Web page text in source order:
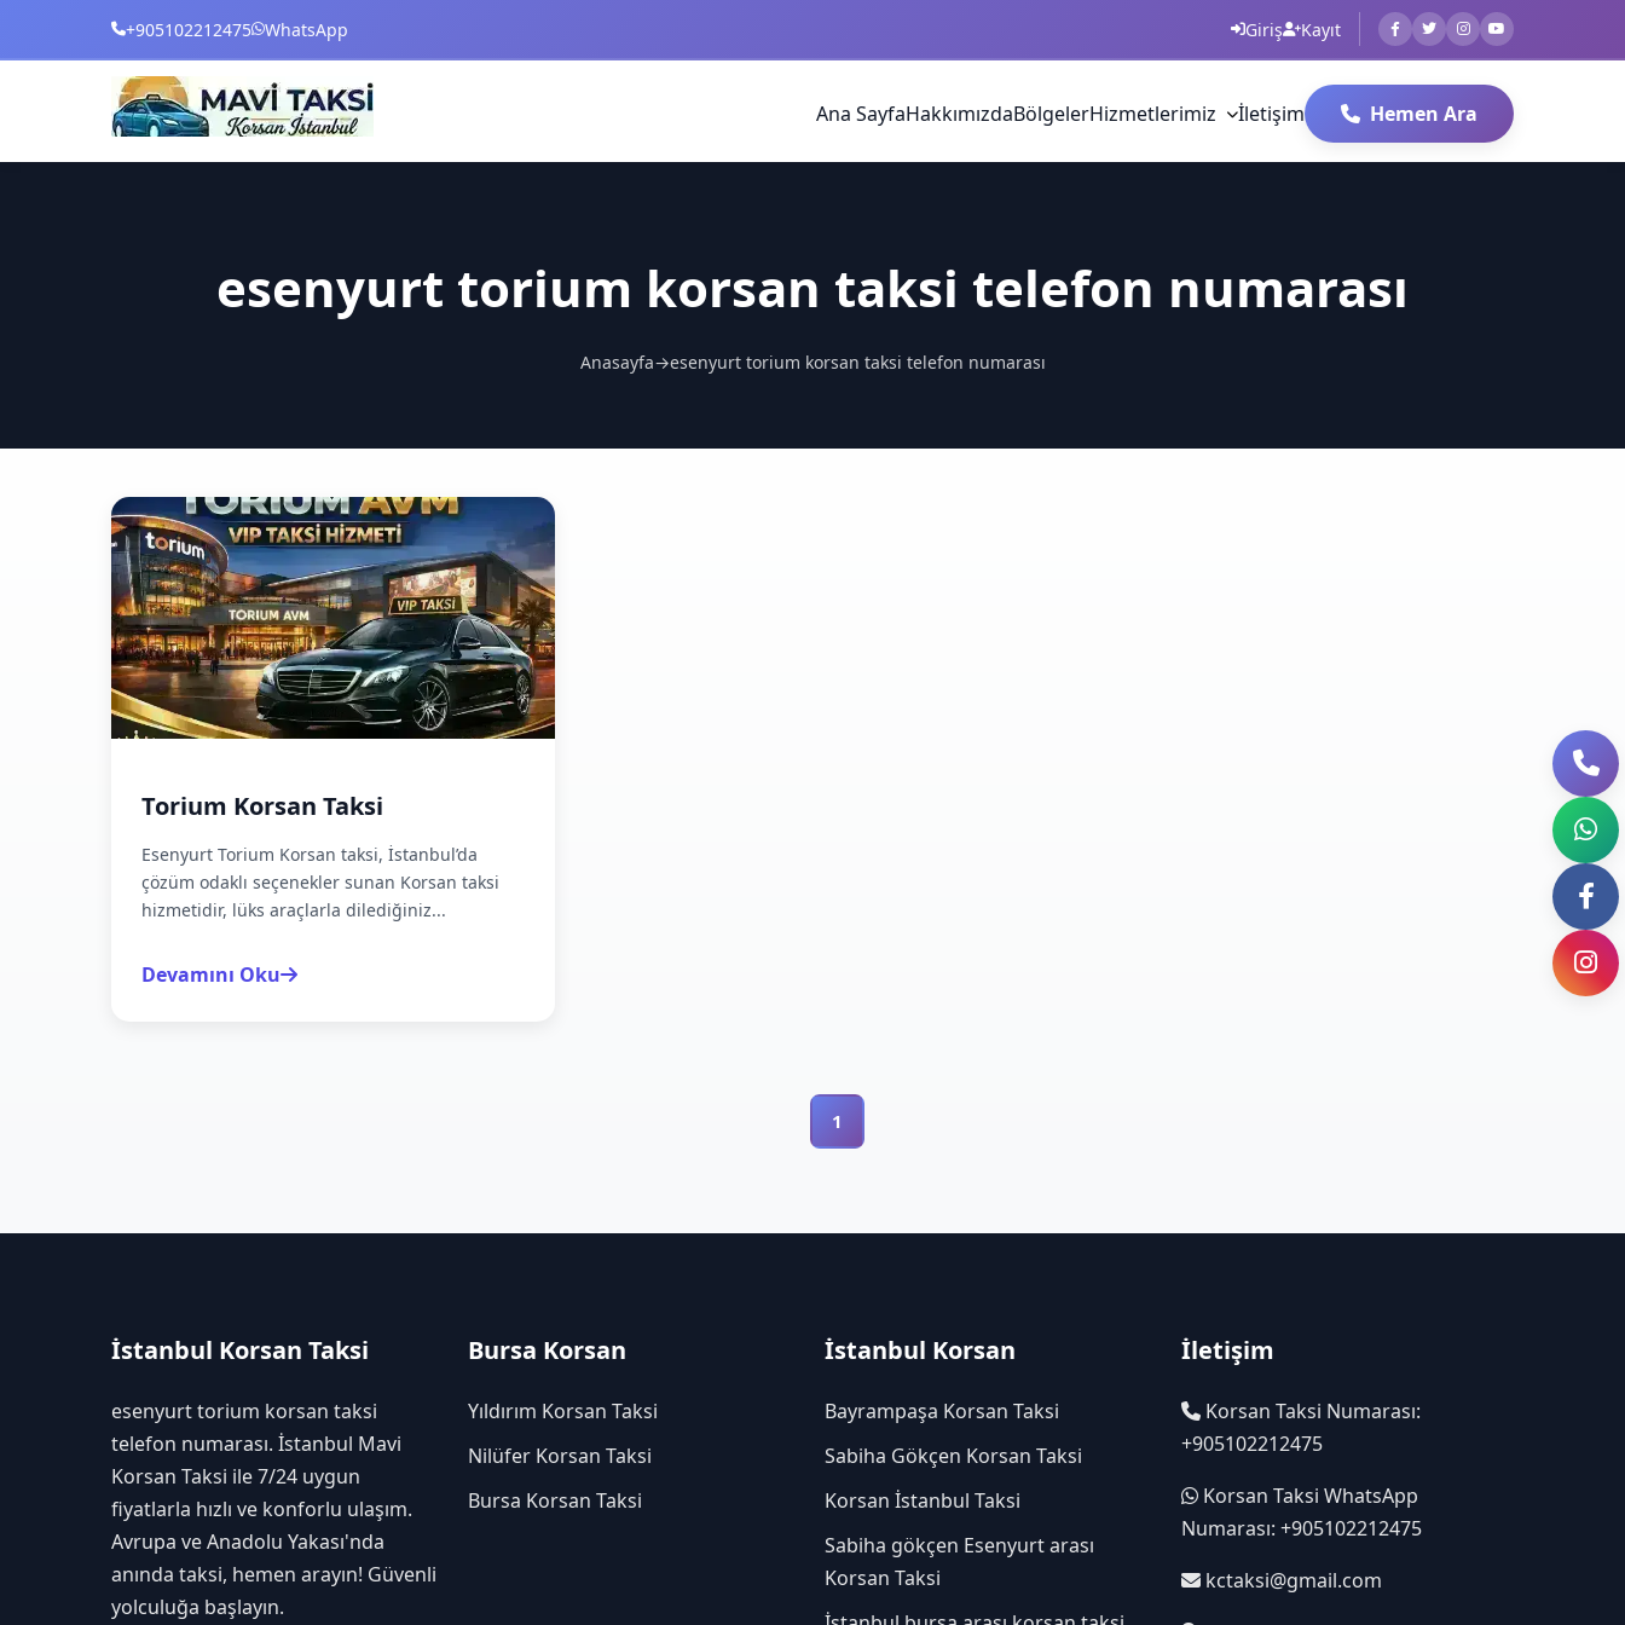
+905102212475 WhatsApp Giriş Kayıt
Ana SayfaHakkımızdaBölgelerHizmetlerimiz İletişim Hemen Ara
esenyurt torium korsan taksi telefon numarası
Anasayfa→esenyurt torium korsan taksi telefon numarası
Torium Korsan Taksi
Esenyurt Torium Korsan taksi, İstanbul’da
çözüm odaklı seçenekler sunan Korsan taksi
hizmetidir, lüks araçlarla dilediğiniz...
Devamını Oku
1
İstanbul Korsan Taksi
esenyurt torium korsan taksi
telefon numarası. İstanbul Mavi
Korsan Taksi ile 7/24 uygun
fiyatlarla hızlı ve konforlu ulaşım.
Avrupa ve Anadolu Yakası'nda
anında taksi, hemen arayın! Güvenli
yolculuğa başlayın.
Bursa Korsan
Yıldırım Korsan Taksi
Nilüfer Korsan Taksi
Bursa Korsan Taksi
İstanbul Korsan
Bayrampaşa Korsan Taksi
Sabiha Gökçen Korsan Taksi
Korsan İstanbul Taksi
Sabiha gökçen Esenyurt arası
Korsan Taksi
İletişim
Korsan Taksi Numarası:
+905102212475
Korsan Taksi WhatsApp
Numarası: +905102212475
kctaksi@gmail.com